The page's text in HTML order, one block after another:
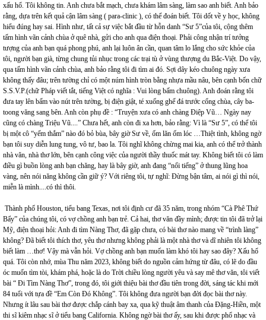
xấu hổ. Tôi không tin. Anh chưa bắt mạch, chưa khám lâm sàng, làm sao anh biết. Anh bảo
rằng, dựa trên kết quả cận lâm sàng ( para-clinic ), có thể đoán biết. Tôi dốt về y học, không
hiểu đúng hay sai. Hình như, tất cả sự việc bắt đầu từ hỗn danh “Sư 5”của tôi, cộng thêm
tấm hình vãn cảnh chùa ở quê nhà, gửi cho anh qua điện thoại. Phải công nhận trí tưởng
tượng của anh bạn quá phong phú, anh lại luôn ân cần, quan tâm lo lắng cho sức khỏe của
tôi, người bạn già, từng chung tủi nhục trong các trại tù ở vùng thượng du Bắc-Việt. Do vậy,
qua tấm hình vãn cảnh chùa, anh bảo rằng tôi đi tìm ai đó. Sợi dây kéo chuông ngày xưa
không thấy đâu; trên tường chỉ có một núm hình tròn bằng nhựa mầu nâu, bên cạnh bốn chữ
S.S.V.P.(chữ Pháp viết tắt, tiếng Việt có nghĩa : Vui lòng bấm chuông). Anh đoán rằng tôi
đưa tay lên bấm vào nút trên tường, bị điện giật, té xuống ghế đá trước cổng chùa, cây ba-
toong văng sang bên. Anh còn phụ đề : “Truyện xưa có anh chàng Điệp Vũ… Ngày nay
cũng có chàng Triệu Vũ....” Chưa hết, anh còn đi xa hơn, bảo rằng: Vì là “Sư 5”, có thể tôi
bị một cô “yếm thắm” nào đó bỏ bùa, bây giờ Sư về, ốm lăn ốm lóc …Thiệt tình, không ngờ
bạn tôi suy diễn lung tung, vô tư, bao la. Tôi nghĩ không chừng mai kia, anh có thể trở thành
nhà văn, nhà thơ lớn, bên cạnh công việc của người thầy thuốc mát tay. Không biết tôi có làm
điều gì buồn lòng anh bạn chăng, hay là bây giờ, anh đang “nổi tiếng” ở thung lũng hoa
vàng, nên nói năng không cần giữ ý? Với riêng tôi, tự nghĩ: Đừng bận tâm, ai nói gì thì nói,
miễn là mình....có thì thôi.
Thành phố Houston, tiểu bang Texas, nơi tôi định cư đã 35 năm, trong nhóm “Cà Phê Thứ
Bẩy” của chúng tôi, có vợ chồng anh bạn trẻ. Cả hai, thơ văn đầy mình; được tin tôi đã trở lại
Mỹ, điện thoại hỏi: Anh đi tìm Nàng Thơ, đã gặp chưa, có bài thơ nào mang về “trình làng”
không? Đã biết tôi thích thơ, yêu thơ nhưng không phải là một nhà thơ và dĩ nhiên tôi không
biết làm …thơ! Vậy mà vẫn hỏi. Vợ chồng anh bạn muốn làm khó tôi hay sao đây? Xấu hổ
quá. Tôi còn nhớ, mùa Thu năm 2023, không biết do nguồn cảm hứng từ đâu, có lẽ do đầu
óc muốn tìm tòi, khám phá, hoặc là do Trời chiều lòng người yêu và say mê thơ văn, tôi viết
bài “ Đi Tìm Nàng Thơ”, trong đó, tôi giới thiệu bài thơ đầu tiên trong đời, sáng tác khi mới
84 tuổi với tựa đề “Em Còn Đó Không”. Tôi không đưa người bạn đời đọc bài thơ này.
Nhưng ít lâu sau bài thơ được chắp cánh bay xa, qua kỹ thuật âm thanh của Đặng-Hiền, một
thi sĩ kiêm nhạc sĩ ở tiểu bang California. Không ngờ bài thơ ấy, sau khi được phổ nhạc và